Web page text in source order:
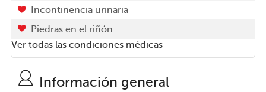
Incontinencia urinaria
Piedras en el riñón
Ver todas las condiciones médicas
Información general